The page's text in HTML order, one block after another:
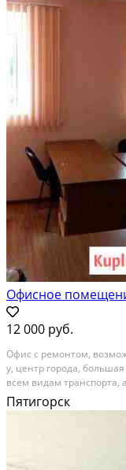
Офисное
12 000 руб.
Офис с ремонтом,
у, центр города,
всем видам
платежи.
В аренду; Площадь: 20
Пятигорск